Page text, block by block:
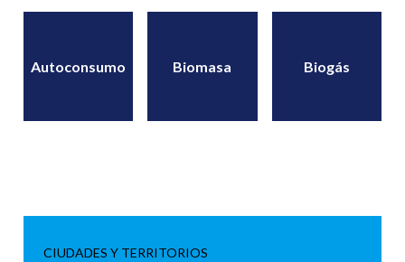
Autoconsumo Biomasa Biogás
CIUDADES Y TERRITORIOS